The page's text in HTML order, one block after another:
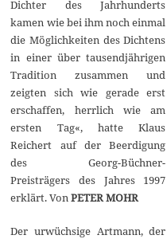
Dichter des Jahrhunderts
kamen wie bei ihm noch einmal
die Möglichkeiten des Dichtens
in einer über tausendjährigen
Tradition zusammen und
zeigten sich wie gerade erst
erschaffen, herrlich wie am
ersten Tag«, hatte Klaus
Reichert auf der Beerdigung
des Georg-Büchner-
Preisträgers des Jahres 1997
erklärt. VonPETER MOHR
Der urwüchsige Artmann, der